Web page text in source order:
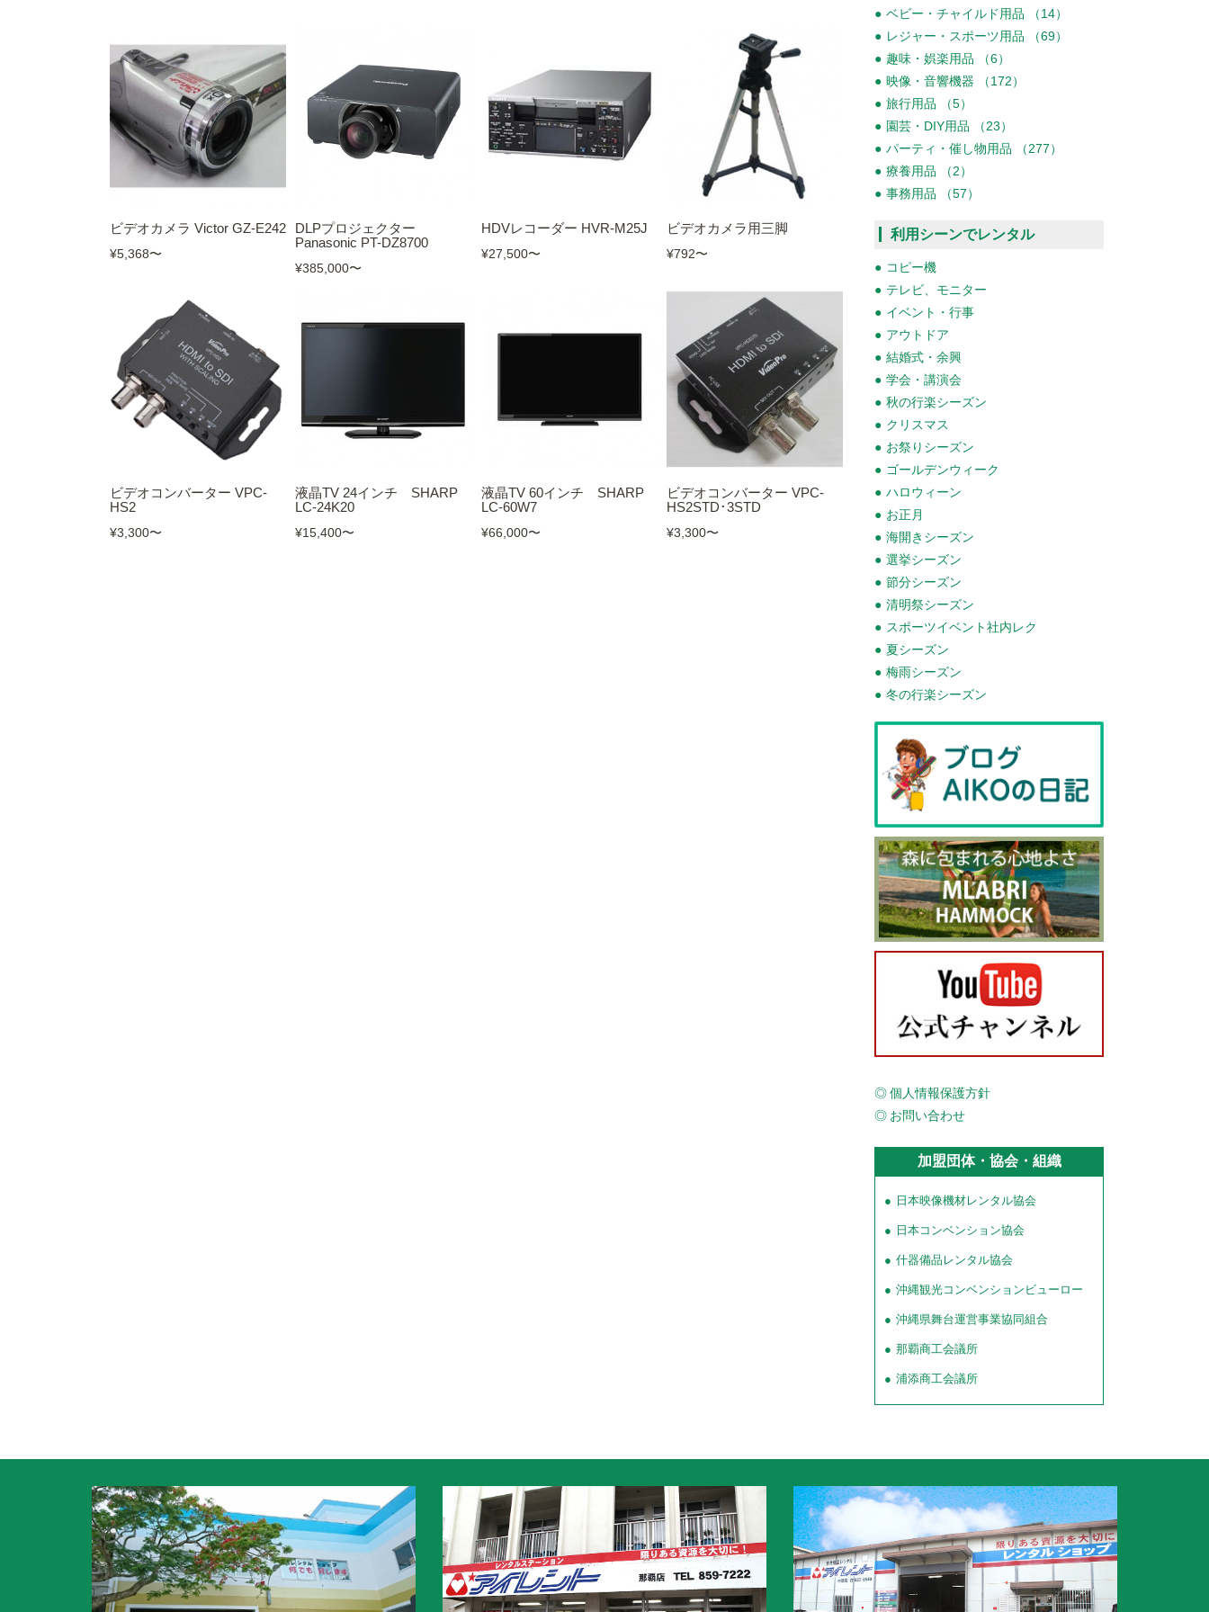
ビデオカメラ Victor GZ-E242
¥5,368〜
DLPプロジェクター
Panasonic PT-DZ8700
¥385,000〜
HDVレコーダー HVR-M25J
¥27,500〜
ビデオカメラ用三脚
¥792〜
ビデオコンバーター VPC-
HS2
¥3,300〜
液晶TV 24インチ SHARP
LC-24K20
¥15,400〜
液晶TV 60インチ SHARP
LC-60W7
¥66,000〜
ビデオコンバーター VPC-
HS2STD･3STD
¥3,300〜
ベビー・チャイルド用品 （14）
レジャー・スポーツ用品 （69）
趣味・娯楽用品 （6）
映像・音響機器 （172）
旅行用品 （5）
園芸・DIY用品 （23）
パーティ・催し物用品 （277）
療養用品 （2）
事務用品 （57）
利用シーンでレンタル
コピー機
テレビ、モニター
イベント・行事
アウトドア
結婚式・余興
学会・講演会
秋の行楽シーズン
クリスマス
お祭りシーズン
ゴールデンウィーク
ハロウィーン
お正月
海開きシーズン
選挙シーズン
節分シーズン
清明祭シーズン
スポーツイベント社内レク
夏シーズン
梅雨シーズン
冬の行楽シーズン
個人情報保護方針
お問い合わせ
加盟団体・協会・組織
日本映像機材レンタル協会
日本コンベンション協会
什器備品レンタル協会
沖縄観光コンベンションビューロー
沖縄県舞台運営事業協同組合
那覇商工会議所
浦添商工会議所